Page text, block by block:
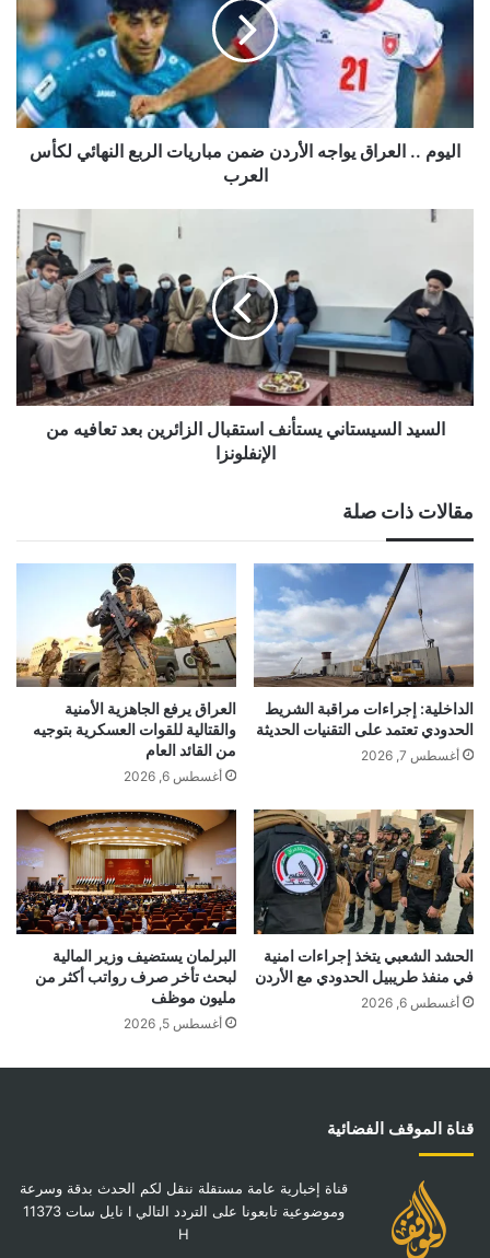
يواجه
الأردن
ضمن
مباريات
النهائي
لكأس
اليوم .. العراق يواجه الأردن ضمن مباريات الربع النهائي لكأس
العرب
استقبال
الزائرين
بعد
من
الإنفلونزا
السيد السيستاني يستأنف استقبال الزائرين بعد تعافيه من
الإنفلونزا
مقالات ذات صلة
الداخلية: إجراءات مراقبة الشريط
الحدودي تعتمد على التقنيات الحديثة
أغسطس 7, 2026
العراق يرفع الجاهزية الأمنية
والقتالية للقوات العسكرية بتوجيه
من القائد العام
أغسطس 6, 2026
الحشد الشعبي يتخذ إجراءات امنية
في منفذ طريبيل الحدودي مع الأردن
أغسطس 6, 2026
البرلمان يستضيف وزير المالية
لبحث تأخر صرف رواتب أكثر من
مليون موظف
أغسطس 5, 2026
قناة الموقف الفضائية
قناة إخبارية عامة مستقلة ننقل لكم الحدث بدقة وسرعة
وموضوعية تابعونا على التردد التالي I نايل سات 11373
H